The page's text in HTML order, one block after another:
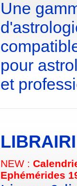
Une
pour
et
NEW :
Ephémérides